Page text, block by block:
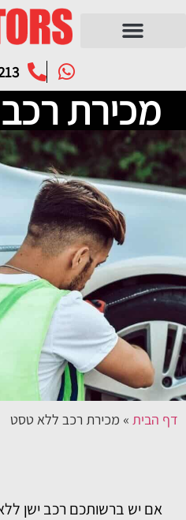
מכירת
דף הבית » מכירת רכב ללא טסט
אם יש ברשותכם רכב ישן